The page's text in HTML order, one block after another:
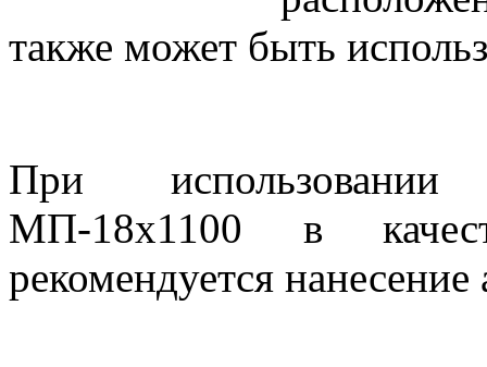
также может быть
При использовании
МП-18х1100 в
рекомендуется